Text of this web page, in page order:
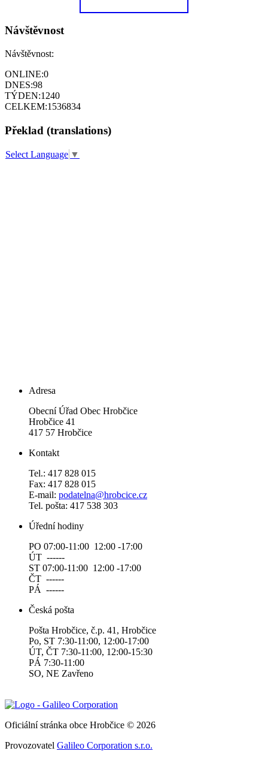
Návštěvnost
Návštěvnost:
ONLINE:0
DNES:98
TÝDEN:1240
CELKEM:1536834
Překlad (translations)
Select Language ▼
Adresa
Obecní Úřad Obec Hrobčice
Hrobčice 41
417 57 Hrobčice
Kontakt
Tel.: 417 828 015
Fax: 417 828 015
E-mail: podatelna@hrobcice.cz
Tel. pošta: 417 538 303
Úřední hodiny
PO 07:00-11:00 12:00 -17:00
ÚT ------
ST 07:00-11:00 12:00 -17:00
ČT ------
PÁ ------
Česká pošta
Pošta Hrobčice, č.p. 41, Hrobčice
Po, ST 7:30-11:00, 12:00-17:00
ÚT, ČT 7:30-11:00, 12:00-15:30
PÁ 7:30-11:00
SO, NE Zavřeno
Oficiální stránka obce Hrobčice © 2026
Provozovatel Galileo Corporation s.r.o.